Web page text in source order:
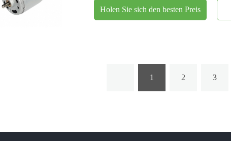
Holen Sie sich den besten Preis
1 2 3